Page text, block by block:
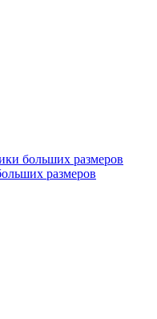
больших размеров
размеров